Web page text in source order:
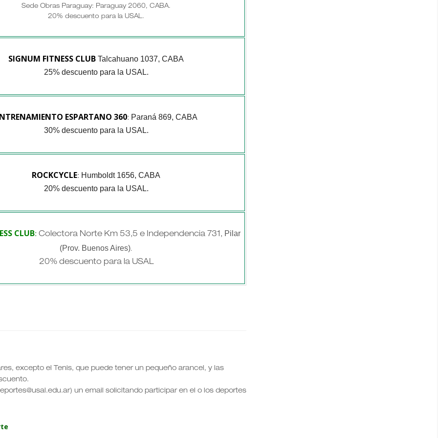
Sede Obras Paraguay: Paraguay 2060, CABA.
20% descuento para la USAL.
SIGNUM FITNESS CLUB Talcahuano 1037, CABA
25% descuento para la USAL.
ESPARTANO 360: Paraná 869, CABA
30% descuento para la USAL.
ROCKCYCLE: Humboldt 1656, CABA
20% descuento para la USAL.
CLUB: Colectora Norte Km 53,5 e Independencia 731, Pilar
(Prov. Buenos Aires).
20% descuento para la USAL
excepto el Tenis, que puede tener un pequeño arancel, y las
un email solicitando participar en el o los deportes